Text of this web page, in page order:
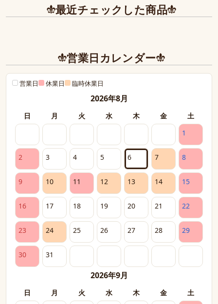
最近チェックした商品
営業日カレンダー
営業日 休業日 臨時休業日
2026年8月
日 月 火 水 木 金
土
1
2 3 4 5 6 7 8
9 10 11 12 13 14 15
16 17 18 19 20 21 22
23 24 25 26 27 28 29
30 31
2026年9月
日 月 火 水 木 金
土